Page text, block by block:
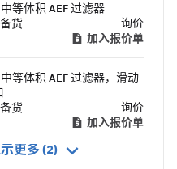
等体积 AEF 过滤器
货
询价
加入报价单
等体积 AEF 过滤器，滑动
货
询价
加入报价单
更多 (2)